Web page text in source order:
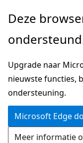
Naar
gaan
Deze
Upgrade naar
nieuwste functies,
ondersteuning.
Microsoft Edge
Meer informatie